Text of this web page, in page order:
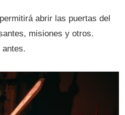
abrir las puertas del
misiones y otros.